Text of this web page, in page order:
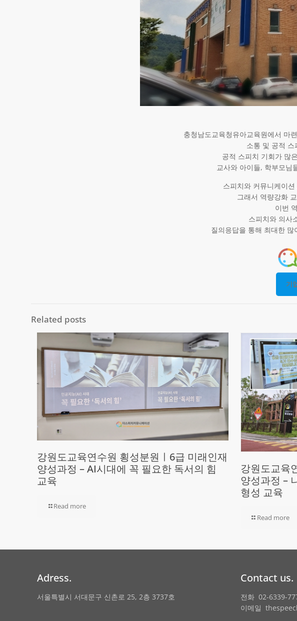
충청남도교육청유아교육원에서 마
소통 및 공적
공적 스피치 기회가 많
교사와 아이들, 학부모님
스피치와 커뮤니케이
그래서 역량강화
이번
스피치와 의사
질의응답을 통해 최대한
기
Related posts
강원도교육연수원 횡성분원ㅣ6급 미래인재
양성과정 – AI시대에 꼭 필요한 독서의 힘
교육
Read more
강원도교육
양성과정 –
형성 교육
Read more
Adress.
서울특별시 서대문구 신촌로 25, 2층 3737호
Contact us.
전화 02-6339-
이메일